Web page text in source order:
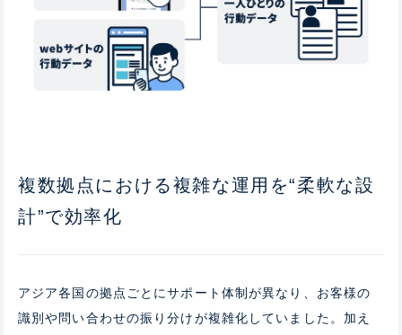
複数拠点における複雑な運用を“柔軟な設
計”で効率化
アジア各国の拠点ごとにサポート体制が異なり、お客様の
識別や問い合わせの振り分けが複雑化していました。加え